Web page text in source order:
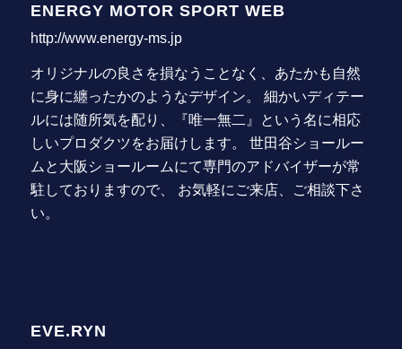
ENERGY MOTOR SPORT WEB
http://www.energy-ms.jp
オリジナルの良さを損なうことなく、あたかも自然
に身に纏ったかのようなデザイン。 細かいディテー
ルには随所気を配り、『唯一無二』という名に相応
しいプロダクツをお届けします。 世田谷ショールー
ムと大阪ショールームにて専門のアドバイザーが常
駐しておりますので、 お気軽にご来店、ご相談下さ
い。
EVE.RYN